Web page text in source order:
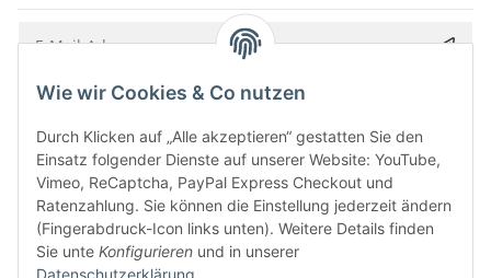
Bitte senden Sie mir entsprechend IhrerDatenschutzerklärung
Wie wir Cookies & Co nutzen
Durch Klicken auf „Alle akzeptieren“ gestatten Sie den
Einsatz folgender Dienste auf unserer Website: YouTube,
Vimeo, ReCaptcha, PayPal Express Checkout und
Ratenzahlung. Sie können die Einstellung jederzeit ändern
(Fingerabdruck-Icon links unten). Weitere Details finden
Sie unte Konfigurieren und in unserer